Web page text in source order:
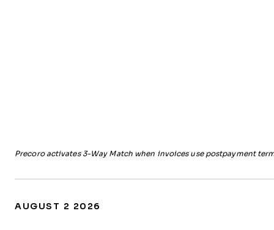
Precoro activates 3-Way Match when invoices use postpayment
AUGUST 2 2026